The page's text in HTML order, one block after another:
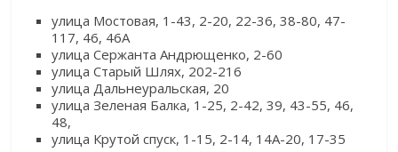
улица Мостовая, 1-43, 2-20, 22-36, 38-80, 47-
117, 46, 46А
улица Сержанта Андрющенко, 2-60
улица Старый Шлях, 202-216
улица Дальнеуральская, 20
улица Зеленая Балка, 1-25, 2-42, 39, 43-55, 46,
48,
улица Крутой спуск, 1-15, 2-14, 14А-20, 17-35